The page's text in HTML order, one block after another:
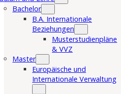
Bachelor
B.A. Internationale
Beziehungen
Musterstudienpläne
& VVZ
Master
Europäische und
Internationale Verwaltung